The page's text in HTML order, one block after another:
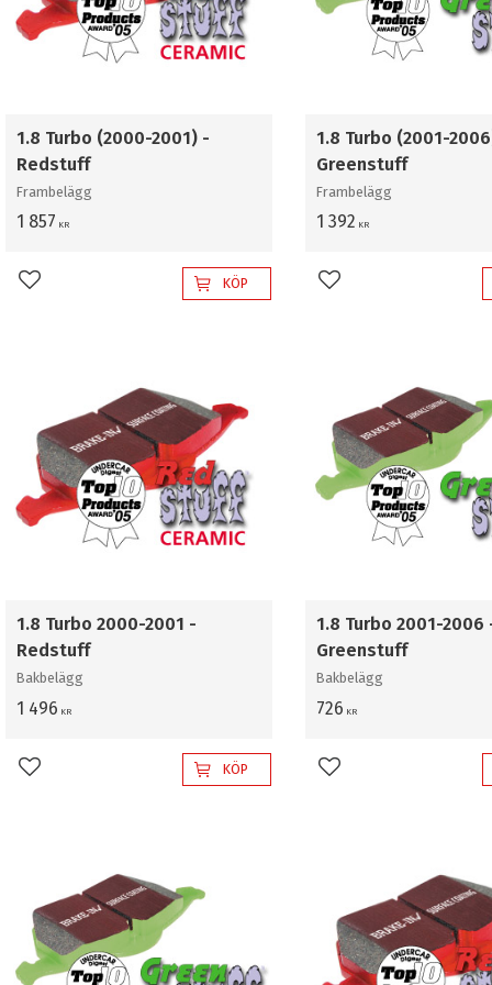
1.8 Turbo (2000-2001) -
Redstuff
Frambelägg
1 857 KR
Lägg till i favoriter KÖP
1.8 Turbo (2001-
Greenstuff
Frambelägg
1 392 KR
Lägg till i favoriter
1.8 Turbo 2000-2001 -
Redstuff
Bakbelägg
1 496 KR
Lägg till i favoriter KÖP
1.8 Turbo 2001-2006
Greenstuff
Bakbelägg
726 KR
Lägg till i favoriter